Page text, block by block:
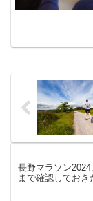
長野マラソン
まで確認しておき